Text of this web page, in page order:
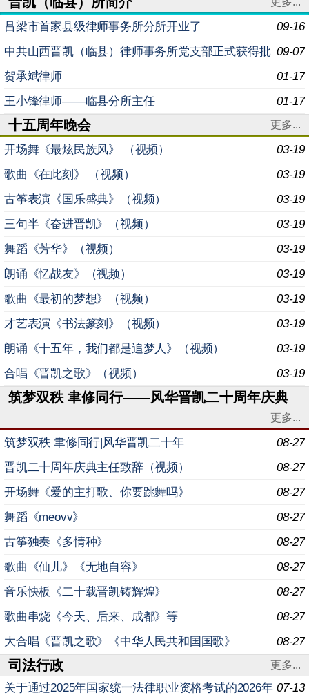
09-16
吕梁市首家县级律师事务所分所开业了
09-07
中共山西晋凯（临县）律师事务所党支部正式获得批
复
01-17
贺承斌律师
01-17
王小锋律师——临县分所主任
十五周年晚会 更多...
03-19
开场舞《最炫民族风》 （视频）
03-19
歌曲《在此刻》 （视频）
03-19
古筝表演《国乐盛典》（视频）
03-19
三句半《奋进晋凯》（视频）
03-19
舞蹈《芳华》（视频）
03-19
朗诵《忆战友》（视频）
03-19
歌曲《最初的梦想》（视频）
03-19
才艺表演《书法篆刻》（视频）
03-19
朗诵《十五年，我们都是追梦人》（视频）
03-19
合唱《晋凯之歌》（视频）
筑梦双秩 聿修同行——风华晋凯二十周年庆典
更多...
08-27
筑梦双秩 聿修同行|风华晋凯二十年
08-27
晋凯二十周年庆典主任致辞（视频）
08-27
开场舞《爱的主打歌、你要跳舞吗》
08-27
舞蹈《meovv》
08-27
古筝独奏《多情种》
08-27
歌曲《仙儿》《无地自容》
08-27
音乐快板《二十载晋凯铸辉煌》
08-27
歌曲串烧《今天、后来、成都》等
08-27
大合唱《晋凯之歌》《中华人民共和国国歌》
司法行政 更多...
07-13
关于通过2025年国家统一法律职业资格考试的2026年